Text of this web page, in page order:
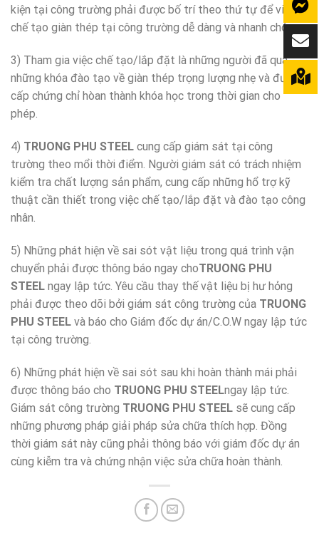
kiện tại công trường phải được bố trí theo thứ tự để việc
chế tạo giàn thép tại công trường dễ dàng và nhanh chóng
3) Tham gia việc chế tạo/lắp đặt là những người đã qua
những khóa đào tạo về giàn thép trọng lượng nhẹ và được
cấp chứng chỉ hòan thành khóa học trong thời gian cho
phép.
4) TRUONG PHU STEEL cung cấp giám sát tại công
trường theo mổi thời điểm. Người giám sát có trách nhiệm
kiểm tra chất lượng sản phẩm, cung cấp những hổ trợ kỹ
thuật cần thiết trong việc chế tạo/lắp đặt và đào tạo công
nhân.
5) Những phát hiện về sai sót vật liệu trong quá trình vận
chuyển phải được thông báo ngay choTRUONG PHU
STEEL ngay lập tức. Yêu cầu thay thế vật liệu bị hư hỏng
phải được theo dõi bởi giám sát công trường của TRUONG
PHU STEEL và báo cho Giám đốc dự án/C.O.W ngay lập tức
tại công trường.
6) Những phát hiện về sai sót sau khi hoàn thành mái phải
được thông báo cho TRUONG PHU STEELngay lập tức.
Giám sát công trường TRUONG PHU STEEL sẽ cung cấp
những phương pháp giải pháp sửa chữa thích hợp. Đồng
thời giám sát này cũng phải thông báo với giám đốc dự án
cùng kiễm tra và chứng nhận việc sửa chữa hoàn thành.